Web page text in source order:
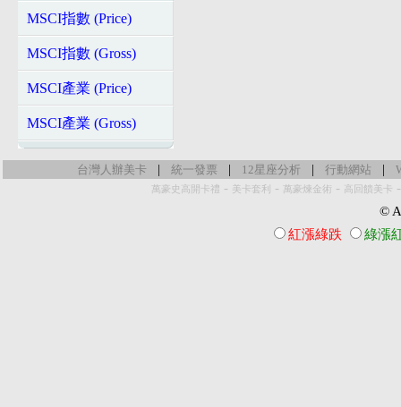
MSCI指數 (Price)
MSCI指數 (Gross)
MSCI產業 (Price)
MSCI產業 (Gross)
台灣人辦美卡 | 統一發票 | 12星座分析 | 行動網站 |
萬豪史高開卡禮 - 美卡套利 - 萬豪煉金術 - 高回饋美卡
©
紅漲綠跌
綠漲